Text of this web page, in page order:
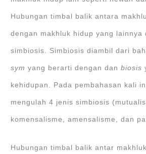
Hubungan timbal balik antara
dengan makhluk hidup yang lainnya
simbiosis. Simbiosis diambil dari
sym yang berarti dengan danbiosis
kehidupan. Pada pembahasan kali
mengulah 4 jenis simbiosis
komensalisme, amensalisme, dan
Hubungan timbal balik antar